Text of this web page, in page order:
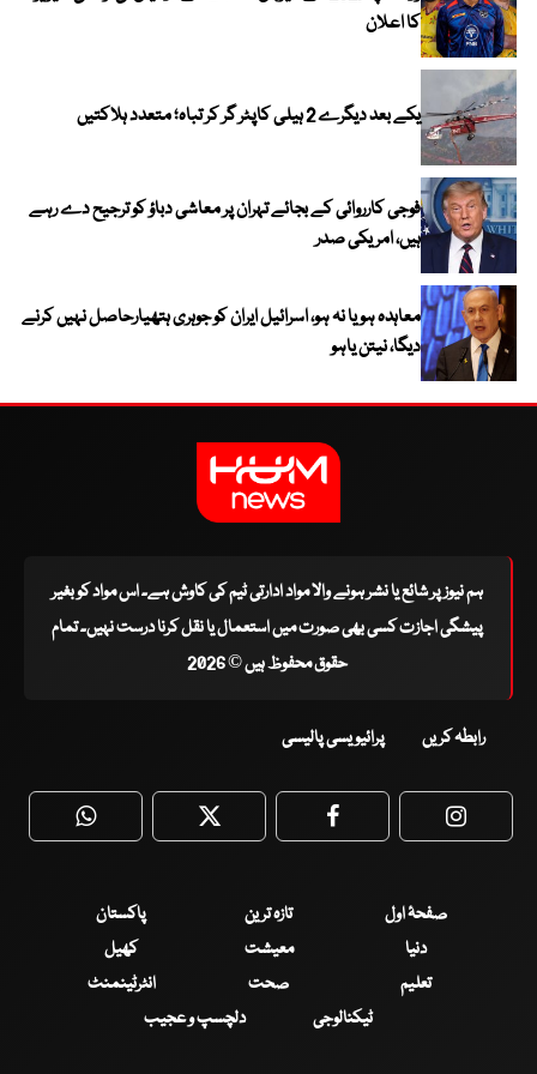
کا اعلان
یکے بعد دیگرے 2 ہیلی کاپٹر گر کر تباہ؛ متعدد ہلاکتیں
فوجی کارروائی کے بجائے تہران پر معاشی دباؤ کو ترجیح دے رہے
ہیں، امریکی صدر
معاہدہ ہو یا نہ ہو، اسرائیل ایران کو جوہری ہتھیارحاصل نہیں کرنے
دیگا، نیتن یاہو
ہم نیوز پر شائع یا نشر ہونے والا مواد ادارتی ٹیم کی کاوش ہے۔ اس مواد کو بغیر
پیشگی اجازت کسی بھی صورت میں استعمال یا نقل کرنا درست نہیں۔ تمام
حقوق محفوظ ہیں © 2026
رابطہ کریں پرائیویسی پالیسی
WhatsApp Twitter Facebook
صفحۂ اول تازہ ترین
پاکستان
دنیا
معیشت
کھیل
تعلیم
صحت
انٹرٹینمنٹ
ٹیکنالوجی
دلچسپ و عجیب